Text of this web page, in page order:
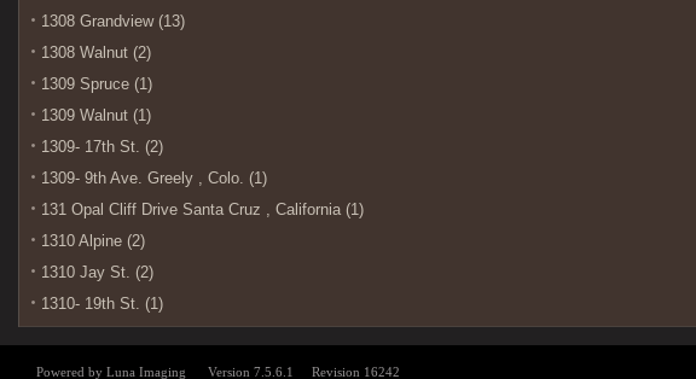
1308 Grandview (13)
1308 Walnut (2)
1309 Spruce (1)
1309 Walnut (1)
1309- 17th St. (2)
1309- 9th Ave. Greely , Colo. (1)
131 Opal Cliff Drive Santa Cruz , California (1)
1310 Alpine (2)
1310 Jay St. (2)
1310- 19th St. (1)